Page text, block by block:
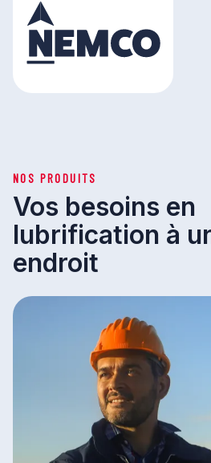
NOS PRODUITS
Vos besoins en
lubrification à
endroit